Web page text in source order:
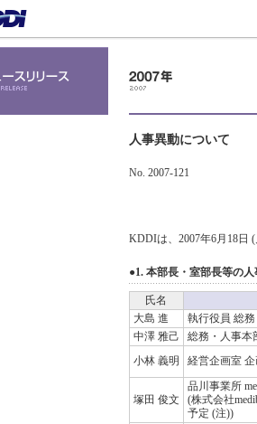
人事異動について
No. 2007-121
KDDIは、2007年6月18日
●1. 本部長・室部長等の人
氏名
大島 進
執行役員 総
中澤 雅己
総務・人事本
小林 義明
経営企画室
塚田 俊文
品川事業所
(株式会社
予定 (注))